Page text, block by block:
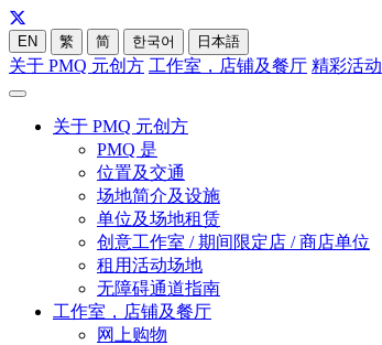
EN 繁 简 한국어 日本語
关于 PMQ 元创方 工作室，店铺及餐厅 精彩活动
关于 PMQ 元创方
PMQ 是
位置及交通
场地简介及设施
单位及场地租赁
创意工作室 / 期间限定店 / 商店单位
租用活动场地
无障碍通道指南
工作室，店铺及餐厅
网上购物